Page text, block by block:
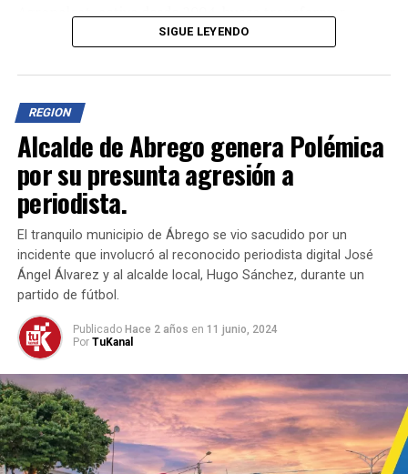
Agropalcat, activa desde 2004, busca transformar
economías ilícitas en actividades lícitas en la región del
material, esencial para la industria de llantas, presenta
un mercado prometedor y ofrece múltiples beneficios:
generación de empleo, recuperación de áreas
deforestadas y apoyo a las pequeñas familias
El proyecto, que entregó 462 bultos de fertilizante,
nueve laminadoras de caucho y recipientes para la
recolección, también incluye procesos de capacitación y
el establecimiento de alianzas comerciales. Estas
acciones buscan incentivar el trabajo de las familias
campesinas y fortalecer las capacidades productivas de
la región.
Con esta intervención, el gobierno nacional reitera su
compromiso con el fortalecimiento del campesinado, la
justicia social y la construcción de paz en el campo,
integrando a más productores de la región y creando
oportunidades sostenibles en Tibú.
SIGUE LEYENDO
REGION
Alcalde de Abrego genera Polémica
por su presunta agresión a
periodista.
El tranquilo municipio de Ábrego se vio sacudido por un
incidente que involucró al reconocido periodista digital José
Ángel Álvarez y al alcalde local, Hugo Sánchez, durante un
partido de fútbol.
Publicado Hace 2 años en 11 junio, 2024
Por TuKanal